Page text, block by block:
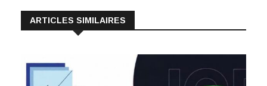
ARTICLES SIMILAIRES